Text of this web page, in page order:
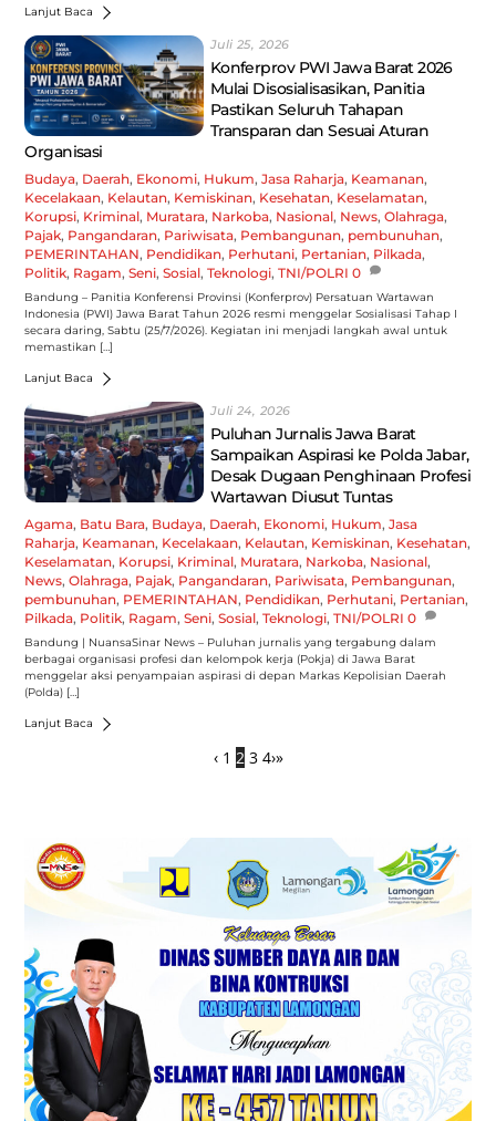
Lanjut Baca
Juli 25, 2026
Konferprov PWI Jawa Barat 2026
Mulai Disosialisasikan, Panitia
Pastikan Seluruh Tahapan
Transparan dan Sesuai Aturan
Organisasi
Budaya, Daerah, Ekonomi, Hukum,Jasa Raharja, Keamanan,
Kecelakaan, Kelautan, Kemiskinan, Kesehatan, Keselamatan,
Korupsi, Kriminal, Muratara, Narkoba, Nasional, News,Olahraga,
Pajak, Pangandaran, Pariwisata, Pembangunan, pembunuhan,
PEMERINTAHAN, Pendidikan, Perhutani, Pertanian, Pilkada,
Politik, Ragam,Seni,Sosial,Teknologi,TNI/POLRI 0
Bandung – Panitia Konferensi Provinsi (Konferprov) Persatuan Wartawan
Indonesia (PWI) Jawa Barat Tahun 2026 resmi menggelar Sosialisasi Tahap I
secara daring, Sabtu (25/7/2026). Kegiatan ini menjadi langkah awal untuk
memastikan […]
Lanjut Baca
Juli 24, 2026
Puluhan Jurnalis Jawa Barat
Sampaikan Aspirasi ke Polda Jabar,
Desak Dugaan Penghinaan Profesi
Wartawan Diusut Tuntas
Agama, Batu Bara, Budaya, Daerah, Ekonomi, Hukum,Jasa
Raharja, Keamanan, Kecelakaan, Kelautan, Kemiskinan, Kesehatan,
Keselamatan, Korupsi, Kriminal, Muratara, Narkoba, Nasional,
News,Olahraga, Pajak, Pangandaran, Pariwisata, Pembangunan,
pembunuhan, PEMERINTAHAN, Pendidikan, Perhutani, Pertanian,
Pilkada, Politik, Ragam,Seni,Sosial,Teknologi,TNI/POLRI 0
Bandung | NuansaSinar News – Puluhan jurnalis yang tergabung dalam
berbagai organisasi profesi dan kelompok kerja (Pokja) di Jawa Barat
menggelar aksi penyampaian aspirasi di depan Markas Kepolisian Daerah
(Polda) […]
Lanjut Baca
‹ 1 2 3 4›»